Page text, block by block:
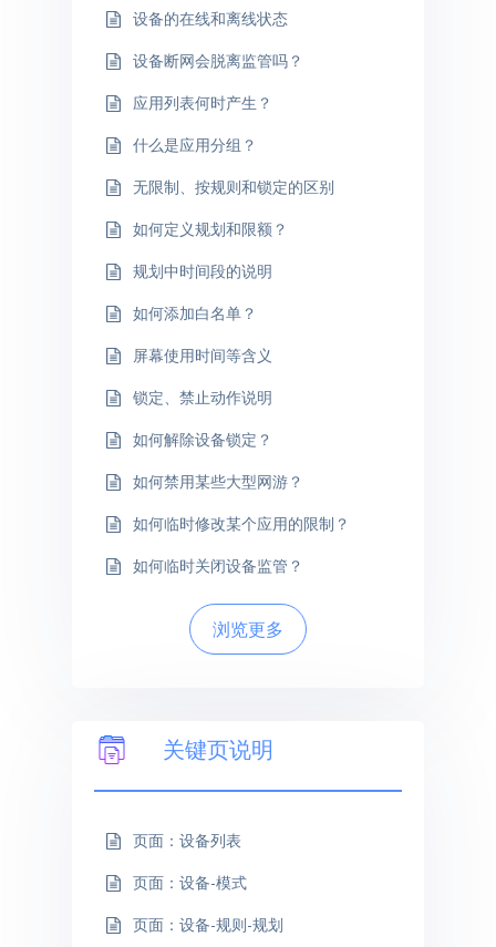
设备的在线和离线状态
设备断网会脱离监管吗？
应用列表何时产生？
什么是应用分组？
无限制、按规则和锁定的区别
如何定义规划和限额？
规划中时间段的说明
如何添加白名单？
屏幕使用时间等含义
锁定、禁止动作说明
如何解除设备锁定？
如何禁用某些大型网游？
如何临时修改某个应用的限制？
如何临时关闭设备监管？
浏览更多
关键页说明
页面：设备列表
页面：设备-模式
页面：设备-规则-规划